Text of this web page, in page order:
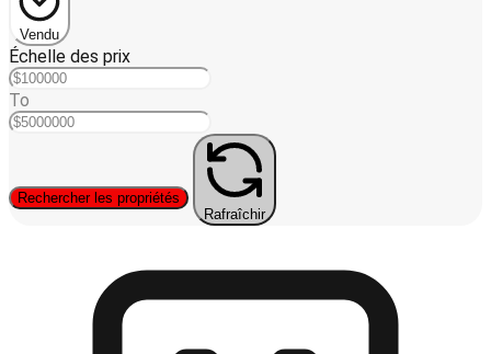
Vendu
Échelle des prix
To
Rechercher les propriétés
Rafraîchir